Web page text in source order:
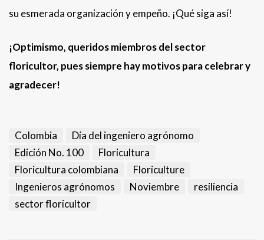
su esmerada organización y empeño. ¡Qué siga así!
¡Optimismo, queridos miembros del sector
floricultor, pues siempre hay motivos para celebrar y
agradecer!
Colombia
Día del ingeniero agrónomo
Edición No. 100
Floricultura
Floricultura colombiana
Floriculture
Ingenieros agrónomos
Noviembre
resiliencia
sector floricultor